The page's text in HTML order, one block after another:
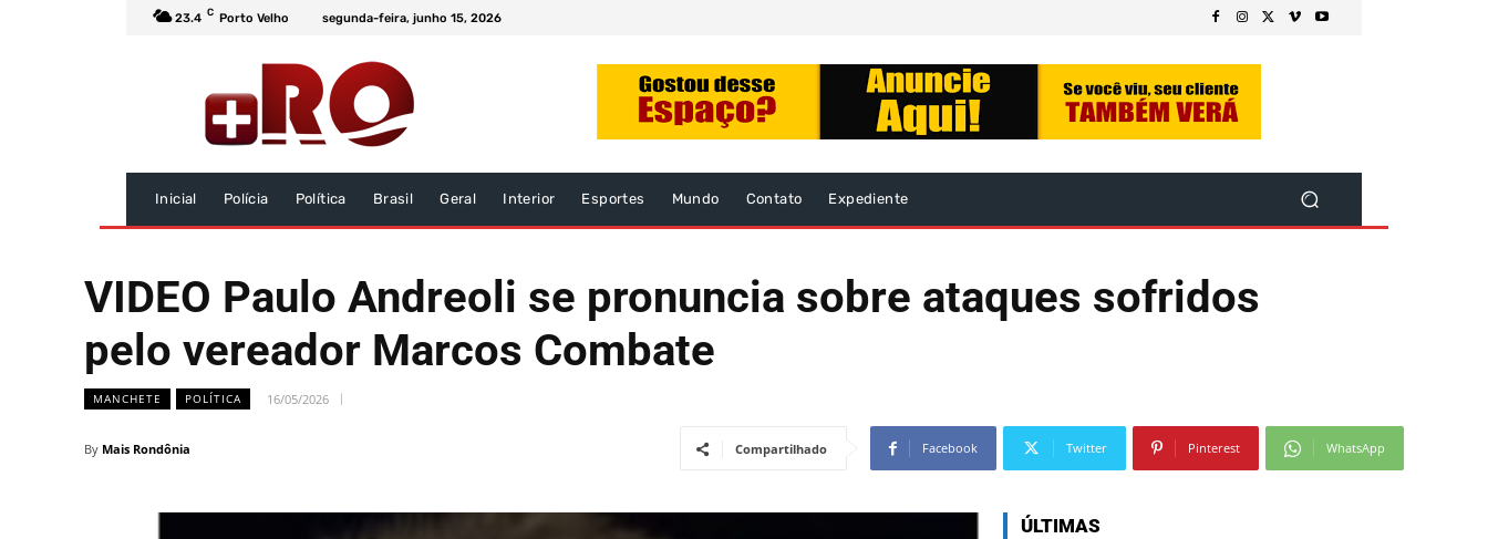
23.4 C Porto Velho segunda-feira, junho 15, 2026
Inicial Polícia Política Brasil Geral Interior Esportes Mundo Contato Expediente
VIDEO Paulo Andreoli se pronuncia sobre ataques sofridos
pelo vereador Marcos Combate
MANCHETE POLÍTICA 16/05/2026
By Mais Rondônia Compartilhado Facebook Twitter Pinterest WhatsApp
ÚLTIMAS